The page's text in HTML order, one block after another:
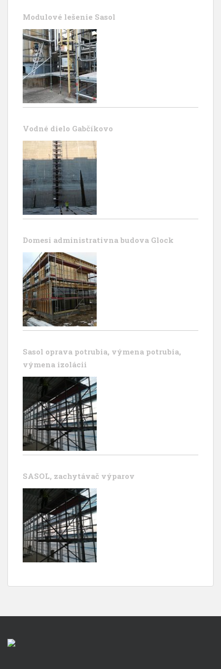
Modulové lešenie Sasol
Vodné dielo Gabčíkovo
Domesi administrativna budova Glock
Sasol oprava potrubia, výmena potrubia,
výmena izolácii
SASOL, zachytávač výparov